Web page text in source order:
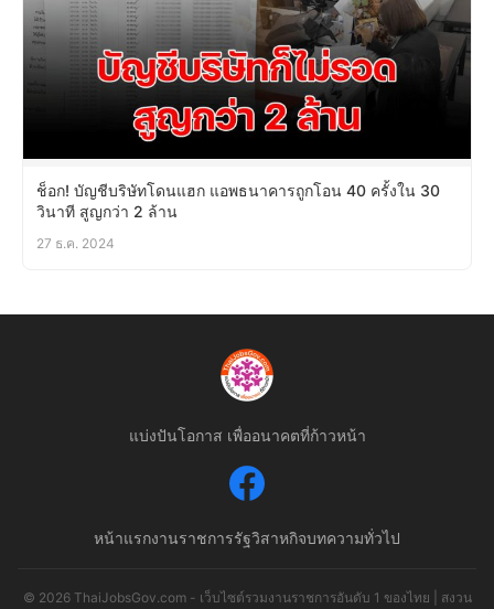
ช็อก! บัญชีบริษัทโดนแฮก แอพธนาคารถูกโอน 40 ครั้งใน 30
วินาที สูญกว่า 2 ล้าน
27 ธ.ค. 2024
แบ่งปันโอกาส เพื่ออนาคตที่ก้าวหน้า
หน้าแรกงานราชการรัฐวิสาหกิจบทความทั่วไป
© 2026 ThaiJobsGov.com - เว็บไซต์รวมงานราชการอันดับ 1 ของไทย | สงวน